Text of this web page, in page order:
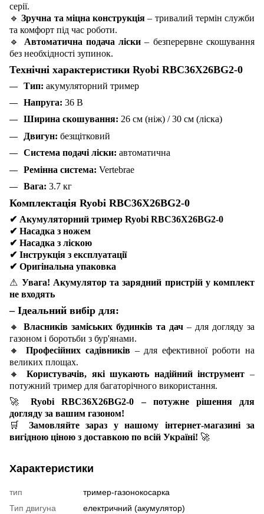
серії.
🔹 Зручна та міцна конструкція – тривалий термін служби
та комфорт під час роботи.
🔹
Автоматична подача ліски – безперервне скошування
без необхідності зупинок.
Технічні характеристики Ryobi RBC36X26BG2-0
Тип: акумуляторний тример
Напруга: 36 В
Ширина скошування: 26 см (ніж) / 30 см (ліска)
Двигун: безщітковий
Система подачі ліски: автоматична
Ремінна система: Vertebrae
Вага: 3.7 кг
Комплектація Ryobi RBC36X26BG2-0
✔ Акумуляторний тример Ryobi RBC36X26BG2-0
✔ Насадка з ножем
✔ Насадка з ліскою
✔ Інструкція з експлуатації
✔ Оригінальна упаковка
⚠ Увага! Акумулятор та зарядний пристрій у комплект
не входять
– Ідеальний вибір для:
🔸 Власників заміських будинків та дач – для догляду за
газоном і боротьби з бур'янами.
🔸
Професійних садівників– для ефективної роботи на
великих площах.
🔸
Користувачів, які шукають надійний інструмент –
потужний тример для багаторічного використання.
🚀
Ryobi RBC36X26BG2-0 – потужне рішення для
догляду за вашим газоном!
🛒
Замовляйте зараз у нашому інтернет-магазині за
вигідною ціною з доставкою по всій Україні! 🚀
Характеристики
тип
тример-газонокосарка
Тип двигуна
електричний (акумулятор)